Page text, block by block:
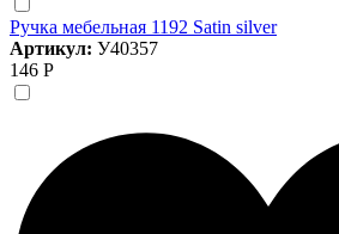
Ручка мебельная 1192 Satin silver
Артикул: У40357
146 Р